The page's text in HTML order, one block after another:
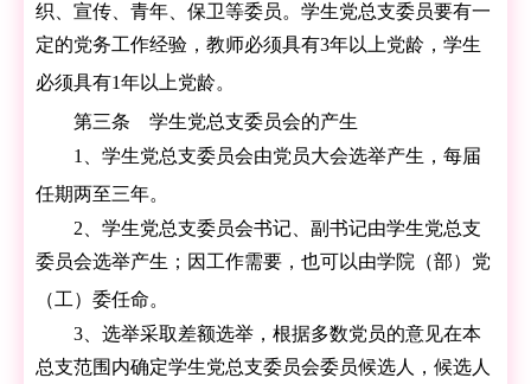
织、宣传、青年、保卫等委员。学生党总支委员要有一
定的党务工作经验，教师必须具有3年以上党龄，学生
必须具有1年以上党龄。
第三条 学生党总支委员会的产生
1、学生党总支委员会由党员大会选举产生，每届
任期两至三年。
2、学生党总支委员会书记、副书记由学生党总支
委员会选举产生；因工作需要，也可以由学院（部）党
（工）委任命。
3、选举采取差额选举，根据多数党员的意见在本
总支范围内确定学生党总支委员会委员候选人，候选人